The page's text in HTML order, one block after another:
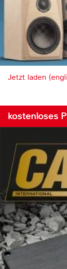
Jetzt laden
kostenloses